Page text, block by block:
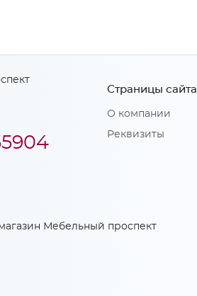
Страницы сайта
О компании
Реквизиты
Мебельный проспект